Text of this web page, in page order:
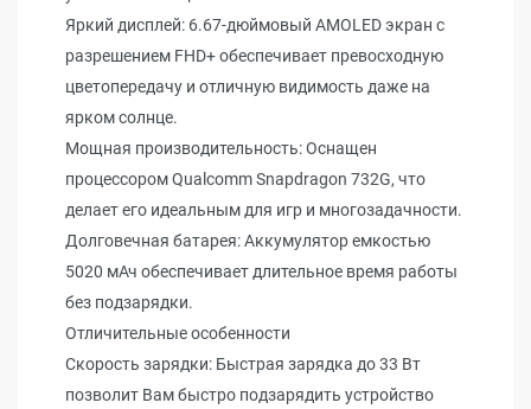
Яркий дисплей: 6.67-дюймовый AMOLED экран с
разрешением FHD+ обеспечивает превосходную
цветопередачу и отличную видимость даже на
ярком солнце.
Мощная производительность: Оснащен
процессором Qualcomm Snapdragon 732G, что
делает его идеальным для игр и многозадачности.
Долговечная батарея: Аккумулятор емкостью
5020 мАч обеспечивает длительное время работы
без подзарядки.
Отличительные особенности
Скорость зарядки: Быстрая зарядка до 33 Вт
позволит Вам быстро подзарядить устройство